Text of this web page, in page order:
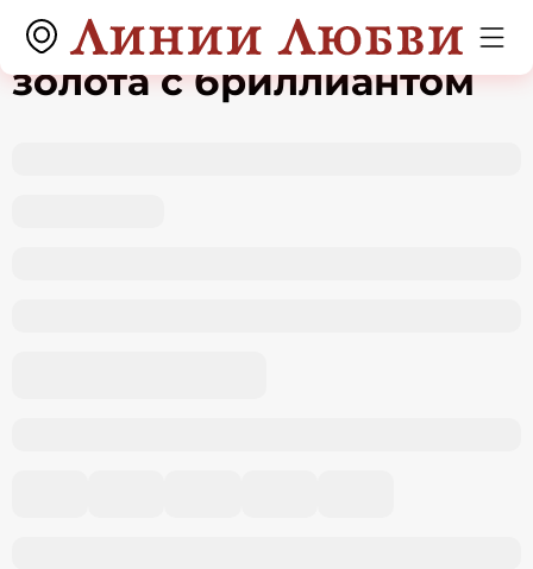
Серьги из красного
золота с бриллиантом